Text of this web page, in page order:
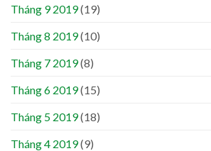
Tháng 9 2019(19)
Tháng 8 2019(10)
Tháng 7 2019(8)
Tháng 6 2019(15)
Tháng 5 2019(18)
Tháng 4 2019(9)